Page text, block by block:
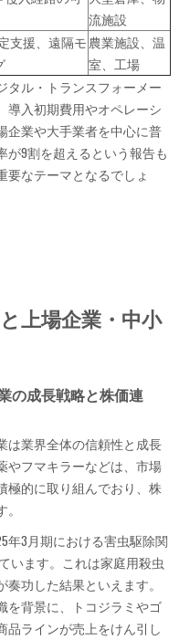
流施設
支援、遠隔モ農業施設、温
室、工場
タル・トランスフォーメー
導入初期費用やオペレーシ
企業や大手業者を中心に普
が9割を超えるという報告も
要なテーマとなるでしょ
上場企業・中小
の成長戦略と株価連
は業界全体の信頼性と成長
やフマキラーなどは、市場
極的に取り組んでおり、株
年3月期における害虫駆除関
います。これは家庭用殺虫
功した結果といえます。
を背景に、トコジラミやゴ
品ラインが売上をけん引し